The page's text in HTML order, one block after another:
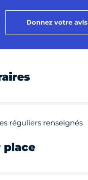
Donnez votre avis
réguliers renseignés
place